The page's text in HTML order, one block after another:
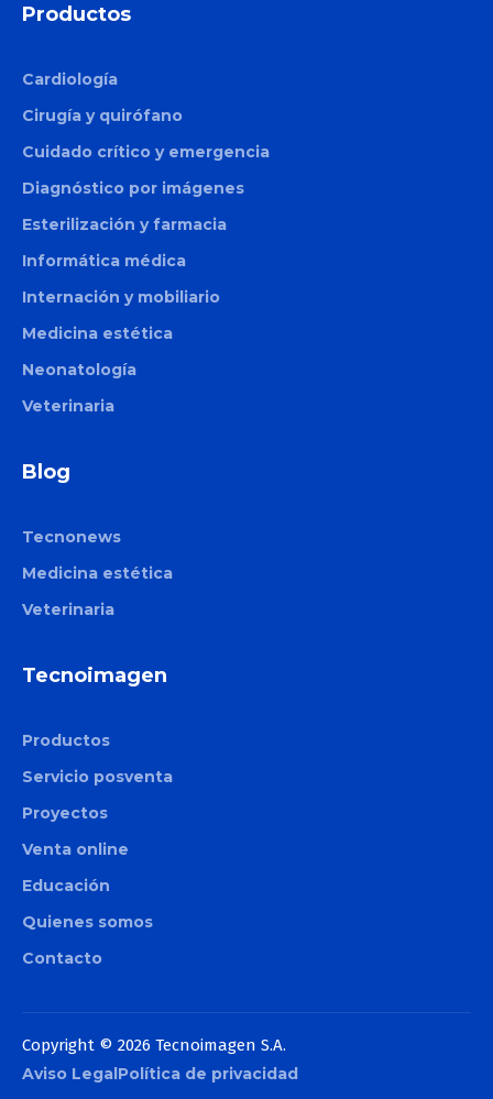
Productos
Cardiología
Cirugía y quirófano
Cuidado crítico y emergencia
Diagnóstico por imágenes
Esterilización y farmacia
Informática médica
Internación y mobiliario
Medicina estética
Neonatología
Veterinaria
Blog
Tecnonews
Medicina estética
Veterinaria
Tecnoimagen
Productos
Servicio posventa
Proyectos
Venta online
Educación
Quienes somos
Contacto
Copyright © 2026 Tecnoimagen S.A.
Aviso LegalPolítica de privacidad